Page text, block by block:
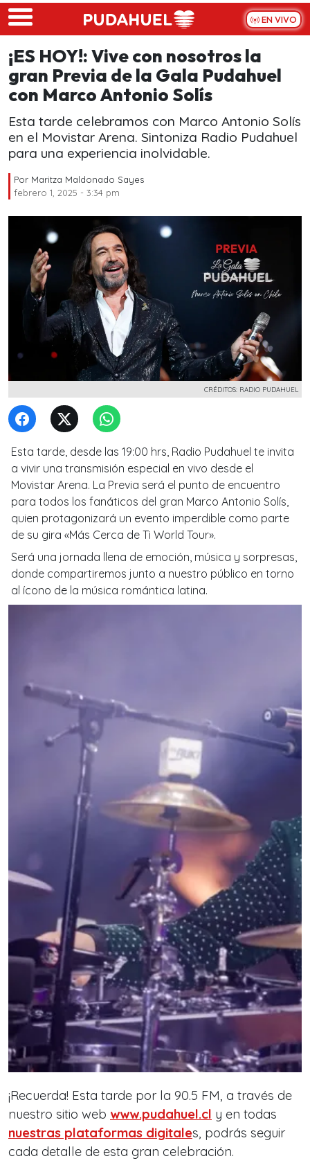
Skip to main content
EN VIVO
¡ES HOY!: Vive con nosotros la
gran Previa de la Gala Pudahuel
con Marco Antonio Solís
Esta tarde celebramos con Marco Antonio Solís
en el Movistar Arena. Sintoniza Radio Pudahuel
para una experiencia inolvidable.
Por Maritza Maldonado Sayes
febrero 1, 2025 - 3:34 pm
CRÉDITOS: RADIO PUDAHUEL
Esta tarde, desde las 19:00 hrs, Radio Pudahuel te invita
a vivir una transmisión especial en vivo desde el
Movistar Arena. La Previa será el punto de encuentro
para todos los fanáticos del gran Marco Antonio Solís,
quien protagonizará un evento imperdible como parte
de su gira «Más Cerca de Ti World Tour».
Será una jornada llena de emoción, música y sorpresas,
donde compartiremos junto a nuestro público en torno
al ícono de la música romántica latina.
¡Recuerda! Esta tarde por la 90.5 FM, a través de
nuestro sitio web www.pudahuel.cl y en todas
nuestras plataformas digitales, podrás seguir
cada detalle de esta gran celebración.